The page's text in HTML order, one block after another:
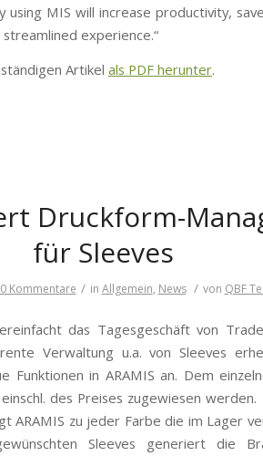
using MIS will increase productivity,
experience.“
Artikel als PDF herunter.
Druckform-
für Sleeves
0 Kommentare / in Allgemein, News / von QBF
das Tagesgeschäft von
Verwaltung u.a. von Sleeves
Funktionen in ARAMIS an. Dem
des Preises zugewiesen
ARAMIS zu jeder Farbe die im Lager
Sleeves generiert die